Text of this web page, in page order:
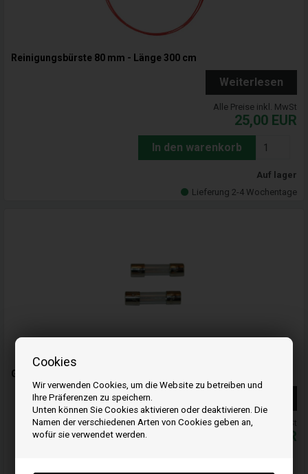
Cookies
Wir verwenden Cookies, um die Website zu betreiben und
Ihre Präferenzen zu speichern.
Unten können Sie Cookies aktivieren oder deaktivieren. Die
Namen der verschiedenen Arten von Cookies geben an,
wofür sie verwendet werden.
Reinigungsbürste 80 mm - Länge 300 cm
Weiterlesen
Alle Preise inkl. MwSt
25,00 EUR
In den warenkorb
Auf lager
Lieferung 2-4 Wochentage
Glassicherung 2. Stück 2 amp. für verschiedene Pelletöfen
Alle Preise inkl. MwSt
EUR